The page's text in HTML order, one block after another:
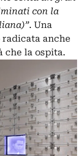
con la
. Una
anche
che la ospita.